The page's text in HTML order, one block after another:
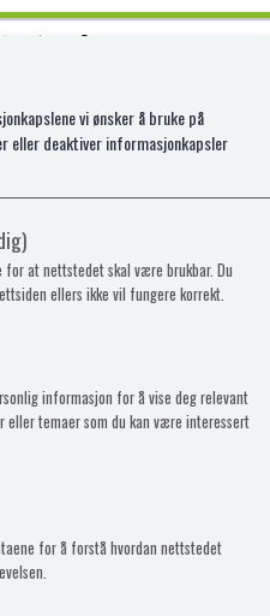
vi ønsker å bruke på
eller deaktiver informasjonkapsler
for at nettstedet skal være brukbar. Du
ellers ikke vil fungere korrekt.
informasjon for å vise deg relevant
eller temaer som du kan være interessert
for å forstå hvordan nettstedet